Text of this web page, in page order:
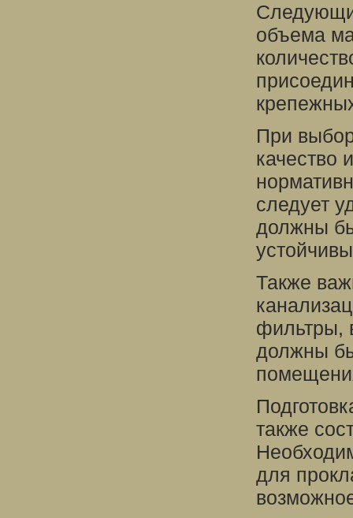
объема
При
качество
следует
должны
Также
фильтры,
должны
также
для